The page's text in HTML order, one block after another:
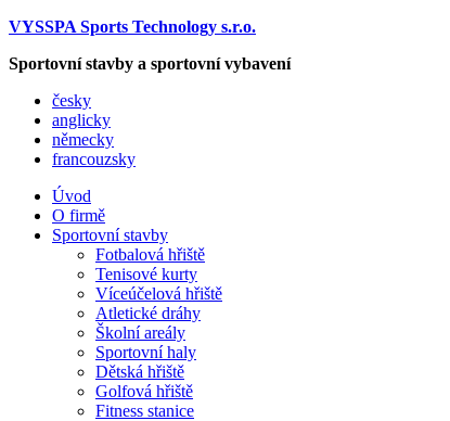
VYSSPA Sports Technology s.r.o.
Sportovní stavby a sportovní vybavení
česky
anglicky
německy
francouzsky
Úvod
O firmě
Sportovní stavby
Fotbalová hřiště
Tenisové kurty
Víceúčelová hřiště
Atletické dráhy
Školní areály
Sportovní haly
Dětská hřiště
Golfová hřiště
Fitness stanice